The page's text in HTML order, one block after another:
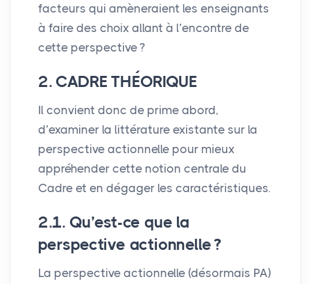
facteurs qui amèneraient les enseignants
à faire des choix allant à l’encontre de
cette perspective?
2. CADRE THÉORIQUE
Il convient donc de prime abord,
d’examiner la littérature existante sur la
perspective actionnelle pour mieux
appréhender cette notion centrale du
Cadre et en dégager les caractéristiques.
2.1. Qu’est-ce que la
perspective actionnelle?
La perspective actionnelle (désormais PA)